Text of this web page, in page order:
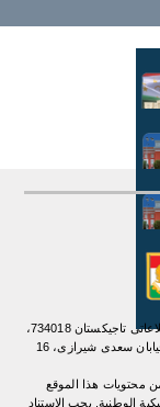
آژانس ملی اطلاعاتی تاجیکستان 734018،
شهر دوشنبه، خیابان سعدی شیرازی، 16
هذا الموقع
الوطنية. یجب الاستناد